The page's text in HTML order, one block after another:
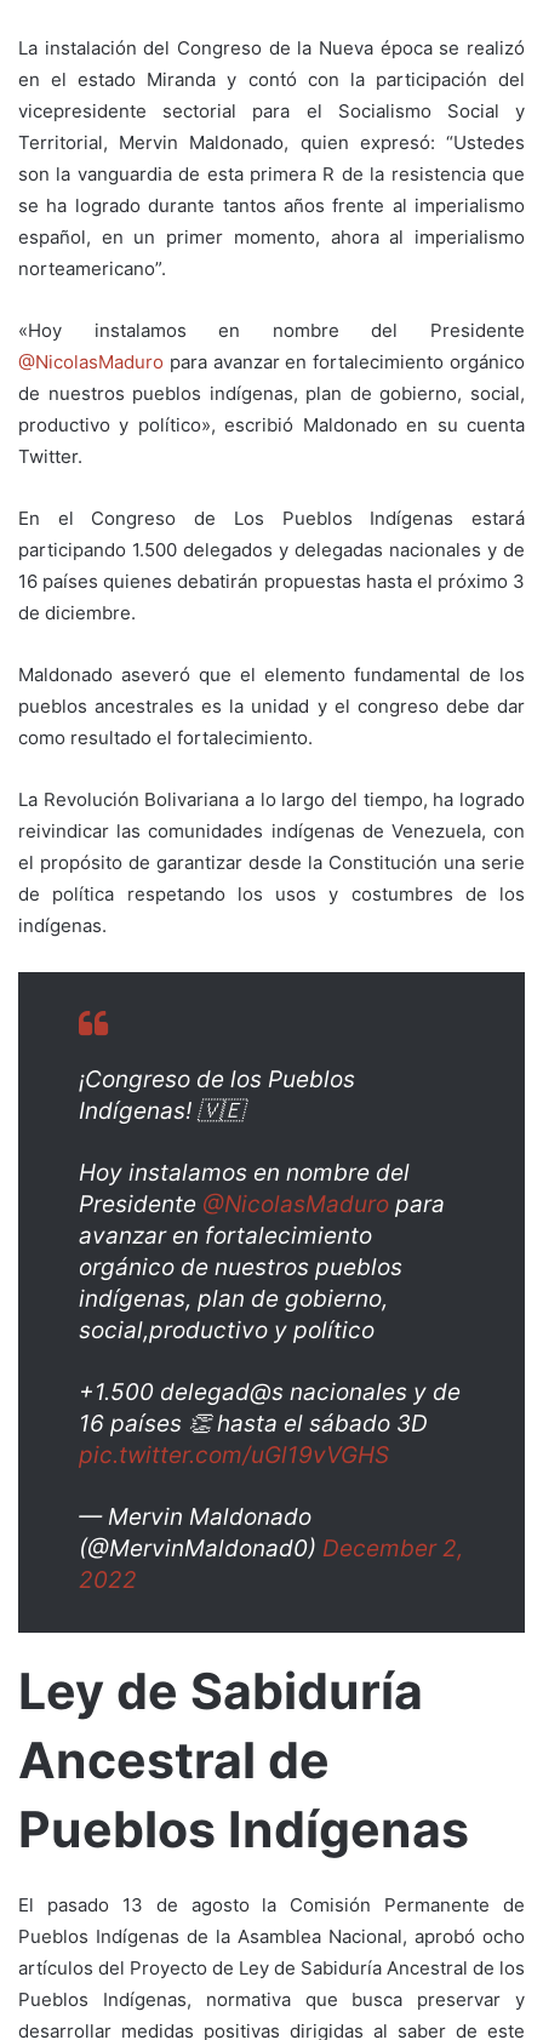
La instalación del Congreso de la Nueva época se realizó
en el estado Miranda y contó con la participación del
vicepresidente sectorial para el Socialismo Social y
Territorial, Mervin Maldonado, quien expresó: “Ustedes
son la vanguardia de esta primera R de la resistencia que
se ha logrado durante tantos años frente al imperialismo
español, en un primer momento, ahora al imperialismo
norteamericano”.
«Hoy instalamos en nombre del Presidente
@NicolasMaduro para avanzar en fortalecimiento orgánico
de nuestros pueblos indígenas, plan de gobierno, social,
productivo y político», escribió Maldonado en su cuenta
Twitter.
En el Congreso de Los Pueblos Indígenas estará
participando 1.500 delegados y delegadas nacionales y de
16 países quienes debatirán propuestas hasta el próximo 3
de diciembre.
Maldonado aseveró que el elemento fundamental de los
pueblos ancestrales es la unidad y el congreso debe dar
como resultado el fortalecimiento.
La Revolución Bolivariana a lo largo del tiempo, ha logrado
reivindicar las comunidades indígenas de Venezuela, con
el propósito de garantizar desde la Constitución una serie
de política respetando los usos y costumbres de los
indígenas.
¡Congreso de los Pueblos
Indígenas! 🇻🇪
Hoy instalamos en nombre del
Presidente @NicolasMaduro para
avanzar en fortalecimiento
orgánico de nuestros pueblos
indígenas, plan de gobierno,
social,productivo y político
+1.500 delegad@s nacionales y de
16 países 👏 hasta el sábado 3D
pic.twitter.com/uGl19vVGHS
— Mervin Maldonado
(@MervinMaldonad0) December 2,
2022
Ley de Sabiduría
Ancestral de
Pueblos Indígenas
El pasado 13 de agosto la Comisión Permanente de
Pueblos Indígenas de la Asamblea Nacional, aprobó ocho
artículos del Proyecto de Ley de Sabiduría Ancestral de los
Pueblos Indígenas, normativa que busca preservar y
desarrollar medidas positivas dirigidas al saber de este